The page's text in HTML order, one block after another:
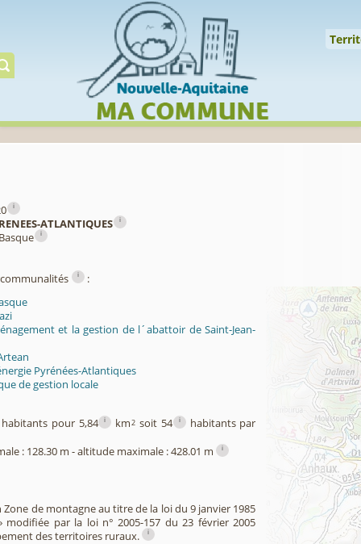
Gérer préserver
i
ATLANTIQUES i
i
i
:
et la gestion de l´abattoir de Saint-Jean-
Pyrénées-Atlantiques
de gestion locale
pour 5,84 i km2 soit 54 i habitants par
: 128.30 m - altitude maximale : 428.01 m i
Zone de montagne au titre de la loi du 9 janvier 1985
modifiée par la loi n° 2005-157 du 23 février 2005
des territoires ruraux.
i
Cookies management panel